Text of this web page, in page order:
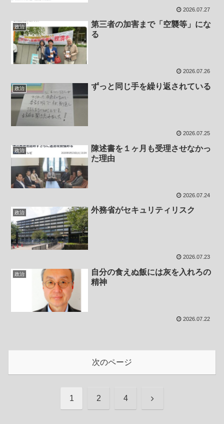
2026.07.27
政治
第三者の加害まで「空襲等」にな
る
2026.07.26
政治 ずっと同じ手を繰り返されている
2026.07.25
政治
陳述書を１ヶ月も受理させなかっ
た理由
2026.07.24
政治 外務省がセキュリティリスク
2026.07.23
政治
自分の食えぬ飯には灰を入れろの
精神
2026.07.22
次のページ
1 2 4 次